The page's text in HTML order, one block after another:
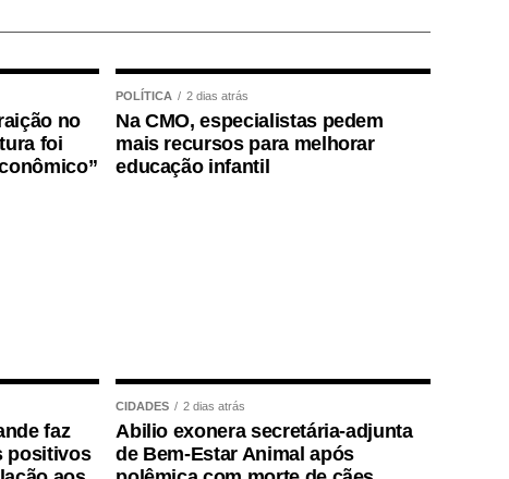
no
foi
POLÍTICA 2 dias atrás
Na CMO, especialistas pedem
mais recursos para melhorar
educação infantil
faz
positivos
CIDADES 2 dias atrás
Abilio exonera secretária-adjunta
de Bem-Estar Animal após